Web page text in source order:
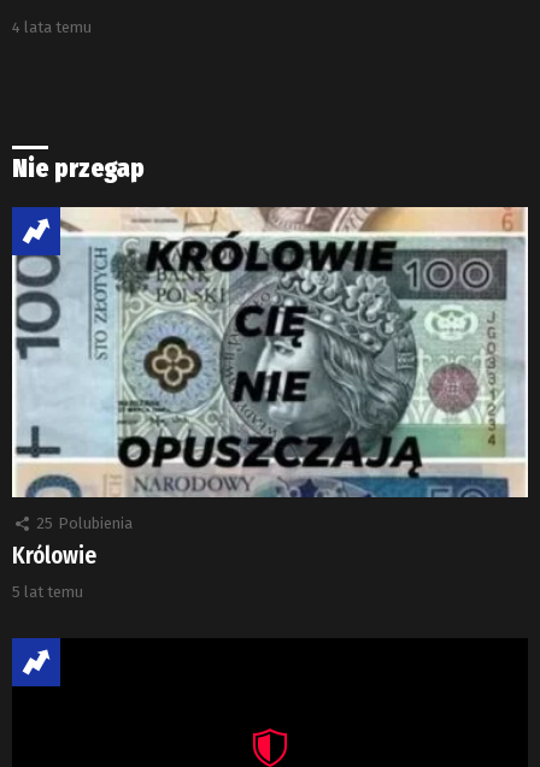
4 lata temu
Nie przegap
25 Polubienia
Królowie
5 lat temu